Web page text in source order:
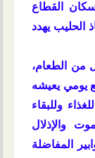
وأن 96% من سكان القطاع
الحليب يهدد
من الطعام،
يومي يعيشه
وللبقاء
والإذلال
المفاضلة